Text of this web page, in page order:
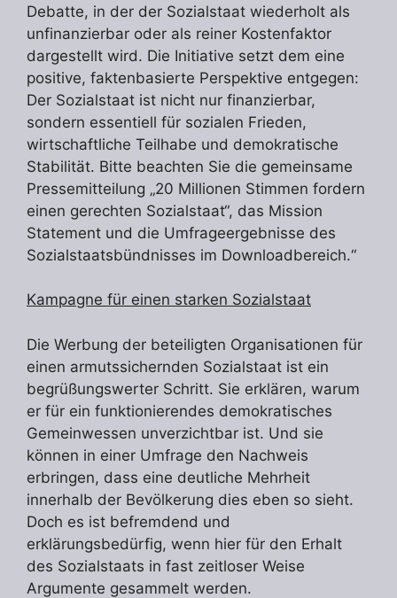
Debatte, in der der Sozialstaat wiederholt als
unfinanzierbar oder als reiner Kostenfaktor
dargestellt wird. Die Initiative setzt dem eine
positive, faktenbasierte Perspektive entgegen:
Der Sozialstaat ist nicht nur finanzierbar,
sondern essentiell für sozialen Frieden,
wirtschaftliche Teilhabe und demokratische
Stabilität. Bitte beachten Sie die gemeinsame
Pressemitteilung „20 Millionen Stimmen fordern
einen gerechten Sozialstaat“, das Mission
Statement und die Umfrageergebnisse des
Sozialstaatsbündnisses im Downloadbereich.“
Kampagne für einen starken Sozialstaat
Die Werbung der beteiligten Organisationen für
einen armutssichernden Sozialstaat ist ein
begrüßungswerter Schritt. Sie erklären, warum
er für ein funktionierendes demokratisches
Gemeinwessen unverzichtbar ist. Und sie
können in einer Umfrage den Nachweis
erbringen, dass eine deutliche Mehrheit
innerhalb der Bevölkerung dies eben so sieht.
Doch es ist befremdend und
erklärungsbedürfig, wenn hier für den Erhalt
des Sozialstaats in fast zeitloser Weise
Argumente gesammelt werden.